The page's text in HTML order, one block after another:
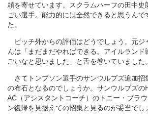
頼を寄せています。スクラムハーフの田中史
ごい選手。能力的には全然できると思うんで
た。
ピッチ外からの評価はどうでしょう。元ジ
んは「まだまだやればできる。アイルランド
ごいなと思いました」と舌を巻いていました。
さてトンプソン選手のサンウルブズ追加招
の布石となるのでしょうか。サンウルブズの
AC（アシスタントコーチ）のトニー・ブラ
ン復帰を見据えての招集と見るのが妥当でし